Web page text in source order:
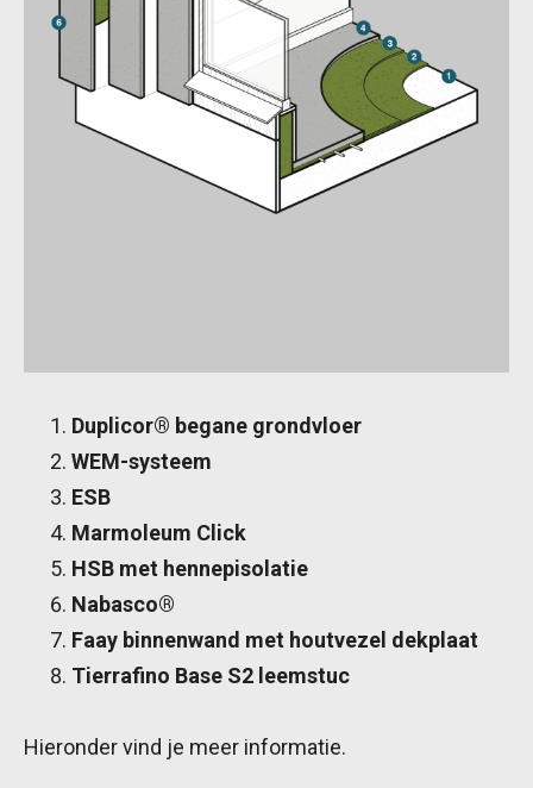
Duplicor® begane grondvloer
WEM-systeem
ESB
Marmoleum Click
HSB met hennepisolatie
Nabasco®
Faay binnenwand met houtvezel dekplaat
Tierrafino Base S2 leemstuc
Hieronder vind je meer informatie.